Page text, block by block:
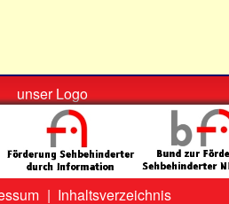
unser Logo
| Inhaltsverzeichnis